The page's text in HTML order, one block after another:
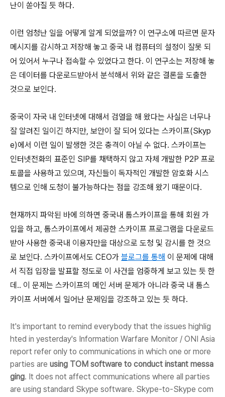
난이 쏟아질 듯 하다.
이런 엄청난 일을 어떻게 알게 되었을까? 이 연구소에 따르면 문자
메시지를 감시하고 저장해 놓고 중국 내 컴퓨터의 설정이 잘못 되
어 있어서 누구나 접속할 수 있었다고 한다. 이 연구소는 저장해 놓
은 데이터를 다운로드받아서 분석해서 위와 같은 결론을 도출한
것으로 보인다.
중국이 자국 내 인터넷에 대해서 검열을 해 왔다는 사실은 너무나
잘 알려진 일이긴 하지만, 보안이 잘 되어 있다는 스카이프(Skyp
e)에서 이런 일이 발생한 것은 충격이 아닐 수 없다. 스카이프는
인터넷전화의 표준인 SIP를 채택하지 않고 자체 개발한 P2P 프로
토콜을 사용하고 있으며, 자신들이 독자적인 개발한 암호화 시스
템으로 인해 도청이 불가능하다는 점을 강조해 왔기 때문이다.
현재까지 파악된 바에 의하면 중국내 톰스카이프을 통해 회원 가
입을 하고, 톰스카이프에서 제공한 스카이프 프로그램을 다운로드
받아 사용한 중국내 이용자만을 대상으로 도청 및 감시를 한 것으
로 보인다. 스카이프에서도 CEO가 블로그를 통해 이 문제에 대해
서 직접 입장을 발표할 정도로 이 사건을 엄중하게 보고 있는 듯 한
데.. 이 문제는 스카이프의 메인 서버 문제가 아니라 중국 내 톰스
카이프 서버에서 일어난 문제임을 강조하고 있는 듯 하다.
It's important to remind everybody that the issues highlig
hted in yesterday's Information Warfare Monitor / ONI Asia
report refer only to communications in which one or more
parties are using TOM software to conduct instant messa
ging. It does not affect communications where all parties
are using standard Skype software. Skype-to-Skype com